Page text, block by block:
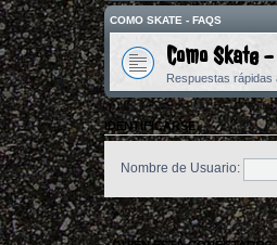
COMO SKATE - FAQS
Como Skate -
Respuestas rápidas
IDENTIFICARSE
Nombre de Usuario: